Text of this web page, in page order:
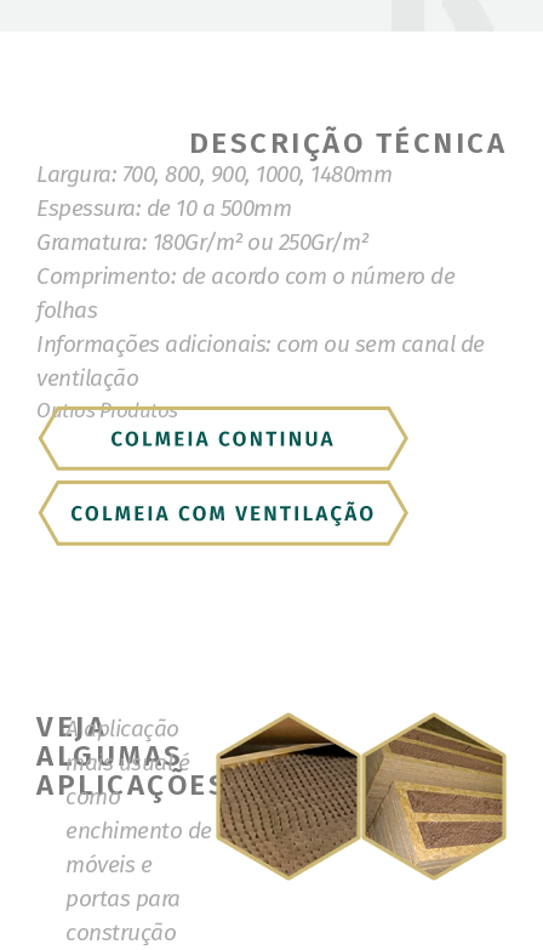
DESCRIÇÃO TÉCNICA
Largura: 700, 800, 900, 1000, 1480mm
Espessura: de 10 a 500mm
Gramatura: 180Gr/m² ou 250Gr/m²
Comprimento: de acordo com o número de
folhas
Informações adicionais: com ou sem canal de
ventilação
Outros Produtos
VEJA
ALGUMAS
APLICAÇÕES
A aplicação
mais usual é
como
enchimento de
móveis e
portas para
construção